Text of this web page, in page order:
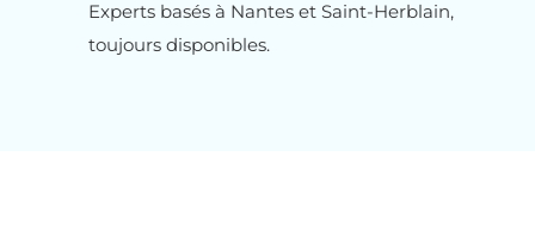
Experts basés à Nantes et Saint-Herblain,
toujours disponibles.